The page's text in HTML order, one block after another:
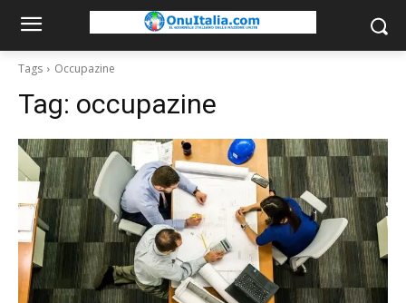
Tags Occupazine
Tag: occupazine